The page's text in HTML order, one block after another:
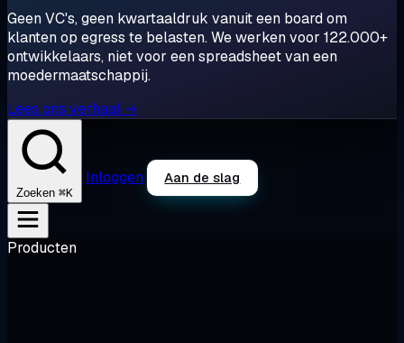
Geen VC's, geen kwartaaldruk vanuit een board om
klanten op egress te belasten. We werken voor 122.000+
ontwikkelaars, niet voor een spreadsheet van een
moedermaatschappij.
Lees ons verhaal →
Zoeken ⌘K
Inloggen Aan de slag
Producten